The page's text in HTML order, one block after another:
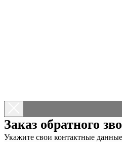
Заказ обратного
Укажите свои контактные